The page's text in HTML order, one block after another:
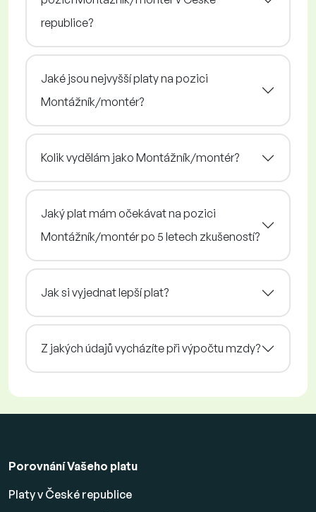
republice?
Jaké jsou nejvyšší platy na pozici
Montážník/montér?
Kolik vydělám jako Montážník/montér?
Jaký plat mám očekávat na pozici
Montážník/montér po 5 letech zkušeností?
Jak si vyjednat lepší plat?
Z jakých údajů vycházíte při výpočtu mzdy?
Porovnání Vašeho platu
Platy v České republice